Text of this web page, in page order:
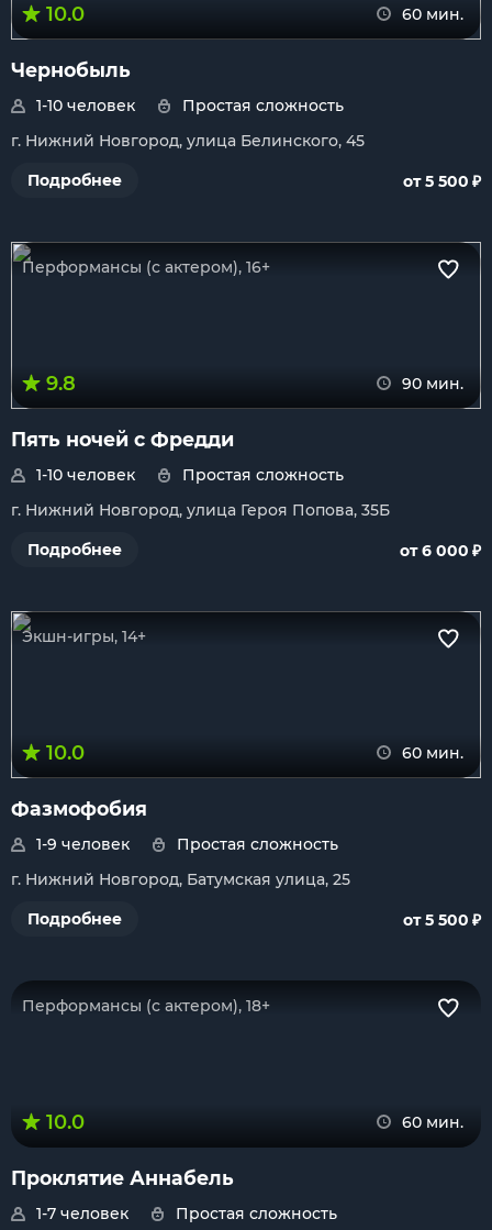
10.0 60 мин.
Чернобыль
1-10 человек
Простая сложность
г. Нижний Новгород, улица Белинского, 45
Подробнее
от 5 500 ₽
Перформансы (с актером), 16+
9.8 90 мин.
Пять ночей с Фредди
1-10 человек
Простая сложность
г. Нижний Новгород, улица Героя Попова, 35Б
Подробнее
от 6 000 ₽
Экшн-игры, 14+
10.0 60 мин.
Фазмофобия
1-9 человек
Простая сложность
г. Нижний Новгород, Батумская улица, 25
Подробнее
от 5 500 ₽
Перформансы (с актером), 18+
10.0 60 мин.
Проклятие Аннабель
1-7 человек Простая сложность